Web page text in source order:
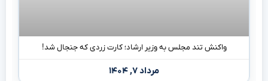
واکنش تند مجلس به وزیر ارشاد؛ کارت زردی که جنجال شد!
مرداد ۷, ۱۴۰۴